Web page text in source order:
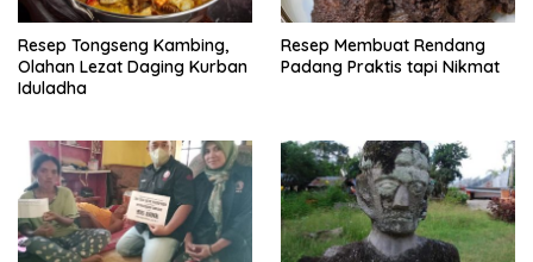
Resep Tongseng Kambing,
Olahan Lezat Daging Kurban
Iduladha
Resep Membuat Rendang
Padang Praktis tapi Nikmat